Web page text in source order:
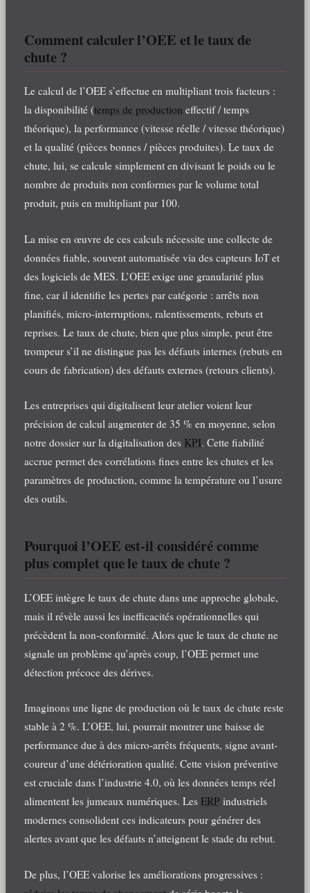
Comment calculer l’OEE et le taux de
chute ?
Le calcul de l’OEE s’effectue en multipliant trois facteurs :
la disponibilité (temps de production effectif / temps
théorique), la performance (vitesse réelle / vitesse théorique)
et la qualité (pièces bonnes / pièces produites). Le taux de
chute, lui, se calcule simplement en divisant le poids ou le
nombre de produits non conformes par le volume total
produit, puis en multipliant par 100.
La mise en œuvre de ces calculs nécessite une collecte de
données fiable, souvent automatisée via des capteurs IoT et
des logiciels de MES. L’OEE exige une granularité plus
fine, car il identifie les pertes par catégorie : arrêts non
planifiés, micro-interruptions, ralentissements, rebuts et
reprises. Le taux de chute, bien que plus simple, peut être
trompeur s’il ne distingue pas les défauts internes (rebuts en
cours de fabrication) des défauts externes (retours clients).
Les entreprises qui digitalisent leur atelier voient leur
précision de calcul augmenter de 35 % en moyenne, selon
notre dossier sur la digitalisation des KPI. Cette fiabilité
accrue permet des corrélations fines entre les chutes et les
paramètres de production, comme la température ou l’usure
des outils.
Pourquoi l’OEE est-il considéré comme
plus complet que le taux de chute ?
L’OEE intègre le taux de chute dans une approche globale,
mais il révèle aussi les inefficacités opérationnelles qui
précèdent la non-conformité. Alors que le taux de chute ne
signale un problème qu’après coup, l’OEE permet une
détection précoce des dérives.
Imaginons une ligne de production où le taux de chute reste
stable à 2 %. L’OEE, lui, pourrait montrer une baisse de
performance due à des micro-arrêts fréquents, signe avant-
coureur d’une détérioration qualité. Cette vision préventive
est cruciale dans l’industrie 4.0, où les données temps réel
alimentent les jumeaux numériques. Les ERP industriels
modernes consolident ces indicateurs pour générer des
alertes avant que les défauts n’atteignent le stade du rebut.
De plus, l’OEE valorise les améliorations progressives :